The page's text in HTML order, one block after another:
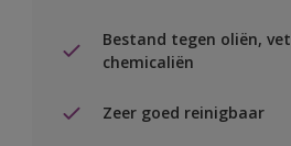
Bestand tegen oliën,
chemicaliën
Zeer goed reinigbaar